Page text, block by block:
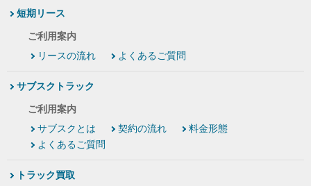
短期リース
ご利用案内
リースの流れ
よくあるご質問
サブスクトラック
ご利用案内
サブスクとは
契約の流れ
料金形態
よくあるご質問
トラック買取